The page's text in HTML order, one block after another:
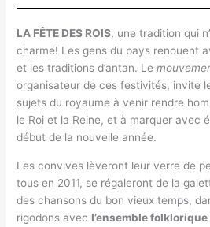
LA FÊTE DES ROIS, une tradition qui
charme! Les gens du pays renouent
et les traditions d’antan. Le
organisateur de ces festivités, invite
sujets du royaume à venir rendre
le Roi et la Reine, et à marquer avec
début de la nouvelle année.
Les convives lèveront leur verre de
tous en 2011, se régaleront de la
des chansons du bon vieux temps,
rigodons avec l’ensemble folklorique